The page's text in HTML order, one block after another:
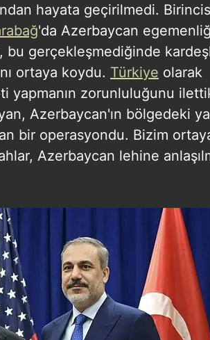
hayata geçirilmedi.
'da Azerbaycan
bu gerçekleşmediğinde
ortaya koydu. Türkiye olarak
yapmanın zorunluluğunu
Azerbaycan'ın bölgedeki
bir operasyondu. Bizim
Azerbaycan lehine